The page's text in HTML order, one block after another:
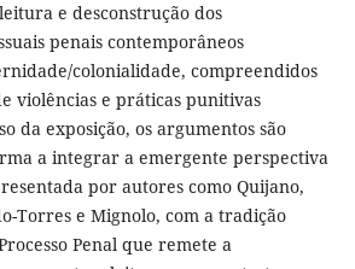
e desconstrução dos
penais contemporâneos
colonialidade, compreendidos
violências e práticas punitivas
da exposição, os argumentos são
a integrar a emergente perspectiva
por autores como Quijano,
Torres e Mignolo, com a tradição
Penal que remete a